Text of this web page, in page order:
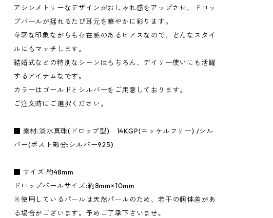
アシンメトリーなデザインがおしゃれ感をアップさせ、ドロッ
プパールが揺れるたび耳元を華やかに彩ります。
華奢な印象ながらも存在感のあるピアスなので、どんなスタイ
ルにもマッチします。
結婚式などの特別なシーンはもちろん、デイリー使いにも活躍
するアイテムなです。
カラーはゴールドとシルバーをご用意しております。
ご注文時にご選択ください。
■ 素材:淡水真珠(ドロップ型) 14KGP(ニッケルフリー) /シル
バー(ポスト部分:シルバー925)
■ サイズ:約48mm
ドロップパールサイズ:約8mm×10mm
※使用しているパールは天然パールのため、若干の個体差があ
る場合がございます。予めご了承下さいませ。